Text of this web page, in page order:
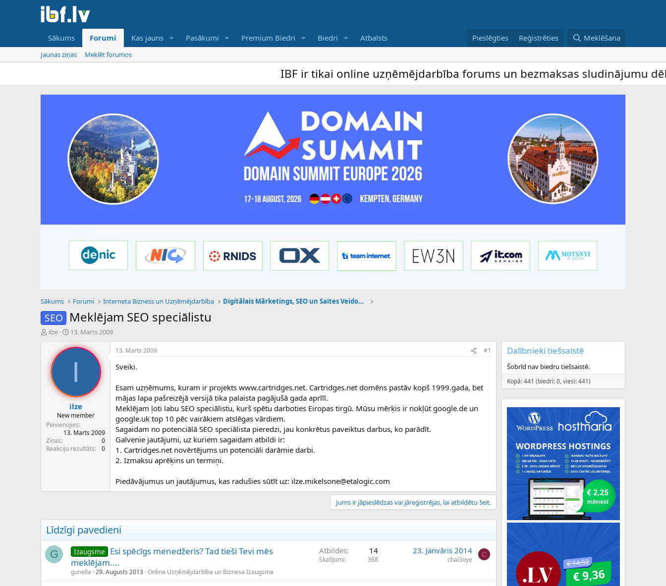
Sākums Forumi Kas jauns Pasākumi Premium Biedri Biedri Atbalsts Pieslēgties Reģistrēties Meklēšana
Jaunas ziņas Meklēt forumos
IBF ir tikai online uzņēmējdarbība forums un bezmaksas sludinājumu dēlis –
Sākums Forumi Interneta Bizness un Uzņēmējdarbība Digitālais Mārketings, SEO un Saites Veidošana
SEO Meklējam SEO speciālistu
P
e
d
e
z
s
ā
c
ilze
S
k
a
t
u
m
s
13. Marts 2009
I
ilze
New member
Pievienojies
13. Marts 2009
Ziņas
0
Reakciju rezultāts
0
13. Marts 2009 #1
Sveiki.
Esam uzņēmums, kuram ir projekts www.cartridges.net. Cartridges.net domēns pastāv kopš 1999.gada, bet
mājas lapa pašreizējā versijā tika palaista pagājušā gada aprīlī.
Meklējam ļoti labu SEO speciālistu, kurš spētu darboties Eiropas tirgū. Mūsu mērķis ir nokļūt google.de un
google.uk top 10 pēc vairākiem atslēgas vārdiem.
Sagaidam no potenciālā SEO speciālista pieredzi, jau konkrētus paveiktus darbus, ko parādīt.
Galvenie jautājumi, uz kuriem sagaidam atbildi ir:
1. Cartridges.net novērtējums un potenciāli darāmie darbi.
2. Izmaksu aprēķins un termiņi.
Piedāvājumus un jautājumus, kas radušies sūtīt uz: ilze.mikelsone@etalogic.com
Jums ir jāpieslēdzas vai jāreģistrējas, lai atbildētu šeit.
Līdzīgi pavedieni
G Izaugsme
Esi spēcīgs menedžeris? Tad tieši Tevi mēs
meklējam....
gunella 29. Augusts 2013 Online Uzņēmējdarbība un Biznesa Izaugsme
Atbildes 14
Skatījumi 368
23. Janvāris 2014
chal3oye
C
Dalībnieki tiešsaistē
Šobrīd nav biedru tiešsaistē.
Kopā: 441 (biedri: 0, viesi: 441)